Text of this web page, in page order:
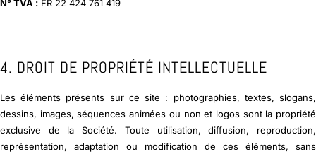
N° TVA : FR 22 424 761 419
4. DROIT DE PROPRIÉTÉ INTELLECTUELLE
Les éléments présents sur ce site : photographies, textes, slogans,
dessins, images, séquences animées ou non et logos sont la propriété
exclusive de la Société. Toute utilisation, diffusion, reproduction,
représentation, adaptation ou modification de ces éléments, sans